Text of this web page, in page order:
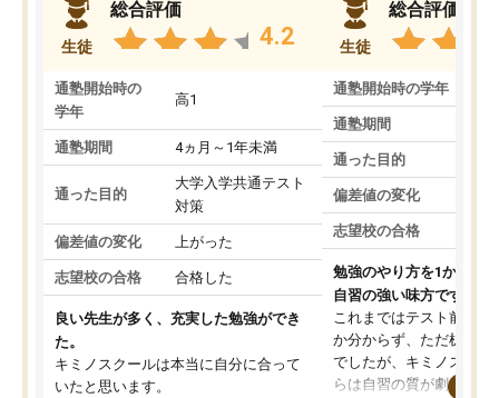
生徒
総合評価
4.2
通塾開始時の
学年
高1
通塾期間 4ヵ月～1年未満
通った目的
大学入学共通テスト
対策
偏差値の変化 上がった
志望校の合格 合格した
良い先生が多く、充実した勉強ができ
た。
キミノスクールは本当に自分に合って
いたと思います。
生徒
総合評価
通塾開始時の学年
通塾期間
通った目的
偏差値の変化
志望校の合格
勉強のやり方を1から教
自習の強い味方です。
これまではテスト前に何
か分からず、ただ机に座
でしたが、キミノスクー
らは自習の質が劇的に変